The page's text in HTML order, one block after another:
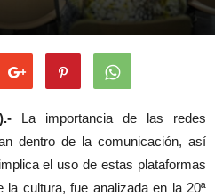
La importancia de las redes
dentro de la comunicación, así
el uso de estas plataformas
la cultura, fue analizada en la 20ª